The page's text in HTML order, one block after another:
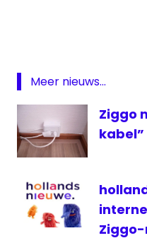
De
NH
NPO
VodafoneZiggo
ziggo
Meer nieuws...
Ziggo